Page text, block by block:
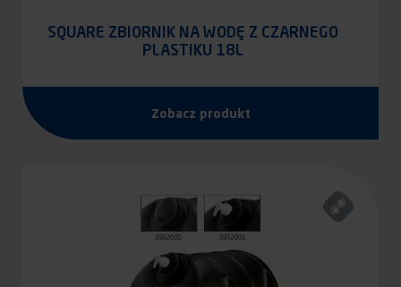
SQUARE ZBIORNIK NA WODĘ Z CZARNEGO
PLASTIKU 18L
Zobacz produkt